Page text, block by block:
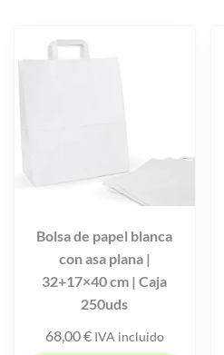
Bolsa de papel blanca
con asa plana |
32+17×40 cm | Caja
250uds
68,00€ IVA incluido